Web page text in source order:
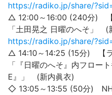
https://radiko.jp/share/
△ 12:00～16:00 (240分)
「土田晃之 日曜のへそ」 (
https://radiko.jp/share/
△ 14:10～14:25 (15分) 【
「『日曜のへそ』内フロー
E』」 (新内眞衣)
◇ 13:05～13:55 (50分)